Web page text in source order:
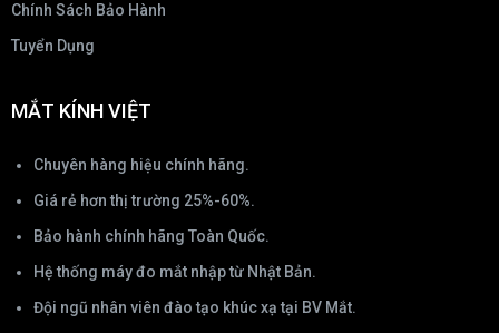
Chính Sách Bảo Hành
Tuyển Dụng
MẮT KÍNH VIỆT
Chuyên hàng hiệu chính hãng.
Giá rẻ hơn thị trường 25%-60%.
Bảo hành chính hãng Toàn Quốc.
Hệ thống máy đo mắt nhập từ Nhật Bản.
Đội ngũ nhân viên đào tạo khúc xạ tại BV Mắt.